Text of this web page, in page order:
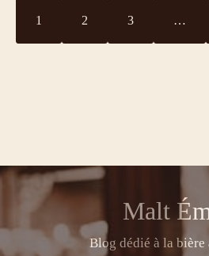
1 2 3 …
Malt
Blog dédié à la bière